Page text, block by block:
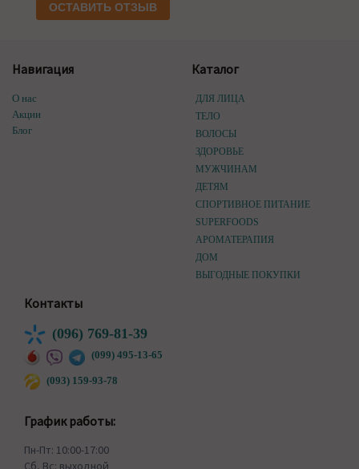
ОСТАВИТЬ ОТЗЫВ
Навигация
О нас
Акции
Блог
Каталог
ДЛЯ ЛИЦА
ТЕЛО
ВОЛОСЫ
ЗДОРОВЬЕ
МУЖЧИНАМ
ДЕТЯМ
СПОРТИВНОЕ ПИТАНИЕ
SUPERFOODS
АРОМАТЕРАПИЯ
ДОМ
ВЫГОДНЫЕ ПОКУПКИ
Контакты
(096) 769-81-39
(099) 495-13-65
(093) 159-93-78
График работы:
Пн-Пт: 10:00-17:00
Сб, Вс: выходной